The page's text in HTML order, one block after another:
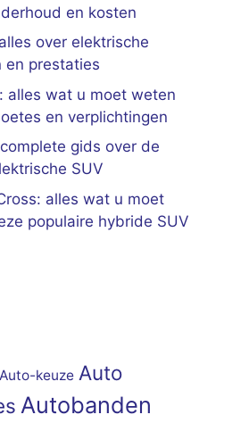
en kosten
over elektrische
en prestaties
alles wat u moet weten
en verplichtingen
gids over de
SUV
alles wat u moet
populaire hybride SUV
Auto-keuze Auto
Autobanden